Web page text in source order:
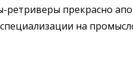
прекрасно
на